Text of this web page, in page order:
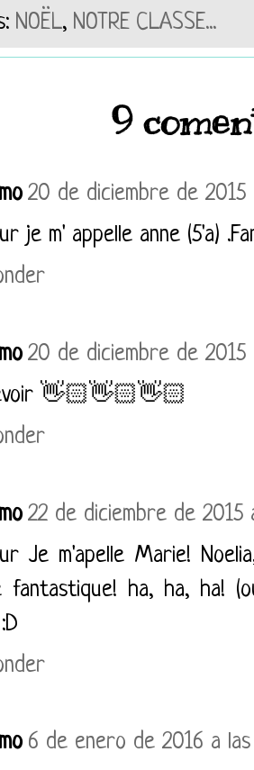
NOËL, NOTRE CLASSE...
9
20 de diciembre de 2015
je m' appelle anne (5'a)
20 de diciembre de 2015
👋🏻👋🏻👋🏻
22 de diciembre de 2015
Je m'apelle Marie!
fantastique! ha, ha, ha!
6 de enero de 2016 a las